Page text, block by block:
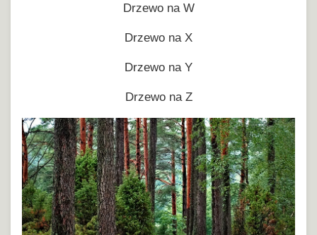
Drzewo na W
Drzewo na X
Drzewo na Y
Drzewo na Z